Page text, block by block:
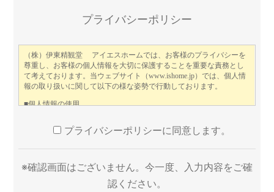
プライバシーポリシー
プライバシーポリシーに同意します。
※確認画面はございません。今一度、入力内容をご確
認ください。